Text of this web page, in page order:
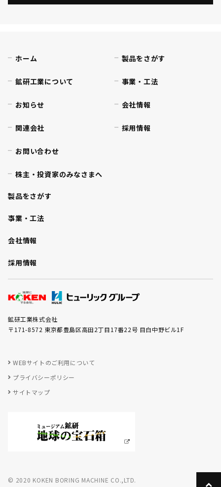
ホーム
鉱研工業について
お知らせ
関連会社
製品をさがす
事業・工法
会社情報
採用情報
お問い合わせ
株主・投資家のみなさまへ
製品をさがす
事業・工法
会社情報
採用情報
鉱研工業株式会社
〒171-8572 東京都豊島区高田2丁目17番22号 目白中野ビル1F
WEBサイトのご利用について
プライバシーポリシー
サイトマップ
© 2020 KOKEN BORING MACHINE CO.,LTD.